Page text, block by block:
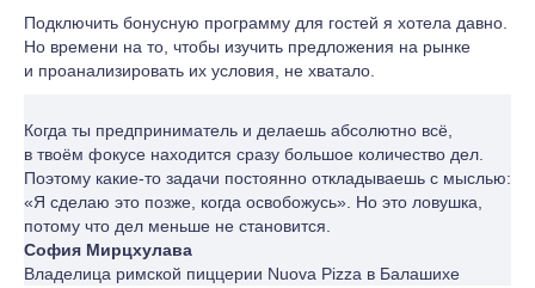
Подключить бонусную программу для гостей я хотела давно.
Но времени на то, чтобы изучить предложения на рынке
и проанализировать их условия, не хватало.
Когда ты предприниматель и делаешь абсолютно всё,
в твоём фокусе находится сразу большое количество дел.
Поэтому какие-то задачи постоянно откладываешь с мыслью:
«Я сделаю это позже, когда освобожусь». Но это ловушка,
потому что дел меньше не становится.
София Мирцхулава
Владелица римской пиццерии Nuova Pizza в Балашихе